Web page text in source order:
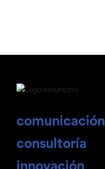
comunicación
consultoría